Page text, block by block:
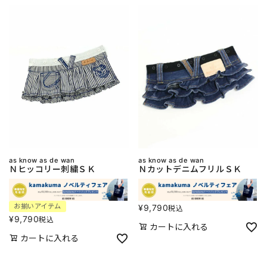
as know as de wan
Ｎヒッコリー刺繍ＳＫ
お揃いアイテム
¥9,790税込
カートに入れる
as know as de wan
ＮカットデニムフリルＳＫ
¥9,790税込
カートに入れる